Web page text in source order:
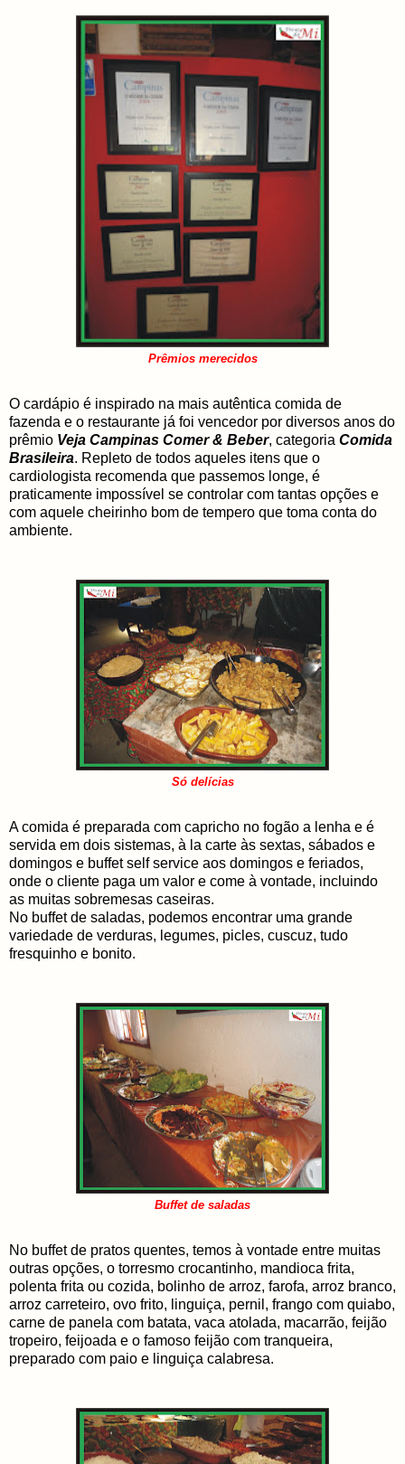
Prêmios merecidos
O cardápio é inspirado na mais autêntica comida de
fazenda e o restaurante já foi vencedor por diversos anos do
prêmio Veja Campinas Comer & Beber, categoria Comida
Brasileira. Repleto de todos aqueles itens que o
cardiologista recomenda que passemos longe, é
praticamente impossível se controlar com tantas opções e
com aquele cheirinho bom de tempero que toma conta do
ambiente.
Só delícias
A comida é preparada com capricho no fogão a lenha e é
servida em dois sistemas, à la carte às sextas, sábados e
domingos e buffet selfservice aos domingos e feriados,
onde o cliente paga um valor e come à vontade, incluindo
as muitas sobremesas caseiras.
No buffet de saladas, podemos encontrar uma grande
variedade de verduras, legumes, picles, cuscuz, tudo
fresquinho e bonito.
Buffet de saladas
No buffet de pratos quentes, temos à vontade entre muitas
outras opções, o torresmo crocantinho, mandioca frita,
polenta frita ou cozida, bolinho de arroz, farofa, arroz branco,
arroz carreteiro, ovo frito, linguiça, pernil, frango com quiabo,
carne de panela com batata, vaca atolada, macarrão, feijão
tropeiro, feijoada e o famoso feijão com tranqueira,
preparado com paio e linguiça calabresa.